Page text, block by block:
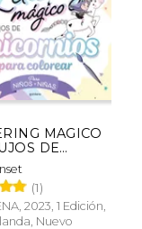
MAGICO
DE
PARA
(1)
2023, 1 Edición,
Nuevo